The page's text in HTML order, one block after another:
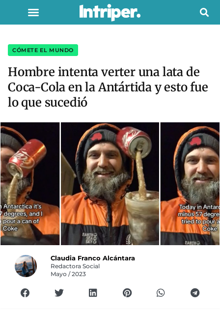
CÓMETE EL MUNDO
Hombre intenta verter una lata de
Coca-Cola en la Antártida y esto fue
lo que sucedió
Claudia Franco Alcántara
Redactora Social
Mayo / 2023